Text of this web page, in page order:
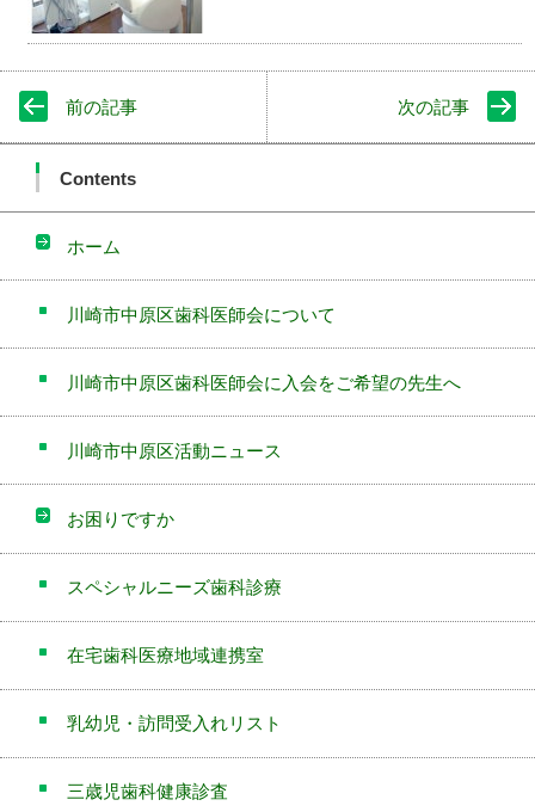
前の記事 次の記事
Contents
ホーム
川崎市中原区歯科医師会について
川崎市中原区歯科医師会に入会をご希望の先生へ
川崎市中原区活動ニュース
お困りですか
スペシャルニーズ歯科診療
在宅歯科医療地域連携室
乳幼児・訪問受入れリスト
三歳児歯科健康診査